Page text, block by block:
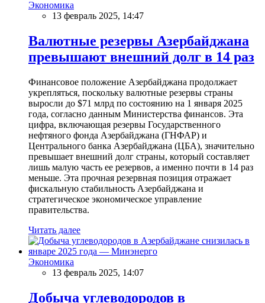
Экономика
13 февраль 2025, 14:47
Валютные резервы Азербайджана
превышают внешний долг в 14 раз
Финансовое положение Азербайджана продолжает
укрепляться, поскольку валютные резервы страны
выросли до $71 млрд по состоянию на 1 января 2025
года, согласно данным Министерства финансов. Эта
цифра, включающая резервы Государственного
нефтяного фонда Азербайджана (ГНФАР) и
Центрального банка Азербайджана (ЦБА), значительно
превышает внешний долг страны, который составляет
лишь малую часть ее резервов, а именно почти в 14 раз
меньше. Эта прочная резервная позиция отражает
фискальную стабильность Азербайджана и
стратегическое экономическое управление
правительства.
Читать далее
Экономика
13 февраль 2025, 14:07
Добыча углеводородов в